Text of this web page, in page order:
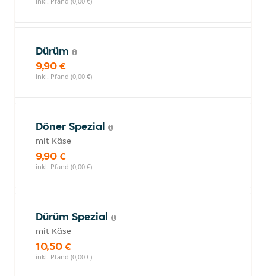
Dürüm
9,90 €
inkl. Pfand (0,00 €)
Döner Spezial
mit Käse
9,90 €
inkl. Pfand (0,00 €)
Dürüm Spezial
mit Käse
10,50 €
inkl. Pfand (0,00 €)